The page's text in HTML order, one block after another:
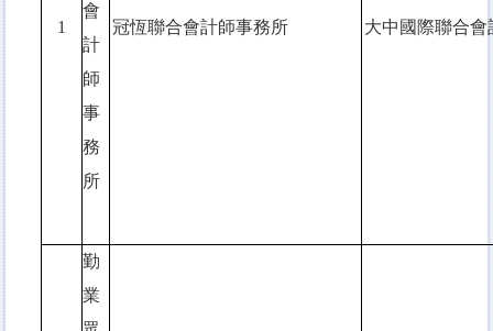
1
會
計
師
事
務
所
冠恆聯合會計師事務所 大中國際聯合會
勤
業